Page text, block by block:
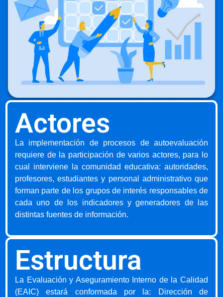
Actores
La implementación de procesos de autoevaluación
requiere de la participación de varios actores, para lo
cual interviene la comunidad educativa: autoridades,
profesores, estudiantes y personal administrativo que
forman parte de los grupos de interés responsables de
cada uno de los indicadores y generadores de las
distintas fuentes de información.
Estructura
La Evaluación y Aseguramiento Interno de la Calidad
(EAIC) estará conformada por la: Dirección de